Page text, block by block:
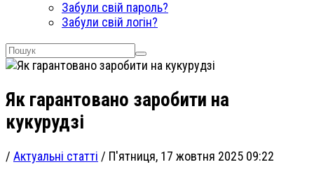
Забули свій пароль?
Забули свій логін?
Як гарантовано заробити на
кукурудзі
/ Актуальні статті / П'ятниця, 17 жовтня 2025 09:22